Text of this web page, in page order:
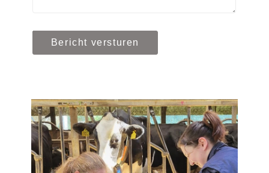
Bericht versturen